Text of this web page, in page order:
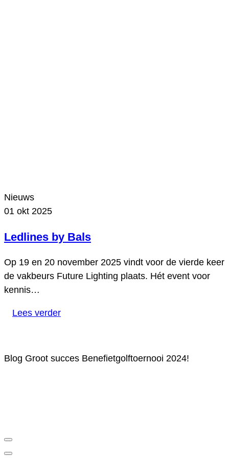
Nieuws
01 okt 2025
Ledlines by Bals
Op 19 en 20 november 2025 vindt voor de vierde keer
de vakbeurs Future Lighting plaats. Hét event voor
kennis…
Lees verder
Blog Groot succes Benefietgolftoernooi 2024!